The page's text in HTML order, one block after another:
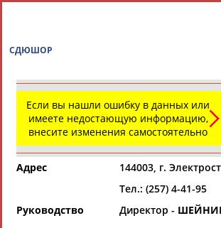
Региональные спортивные организации
Если вы нашли ошибку в данных или
имеете недостающую информацию,
внесите изменения самостоятельно
Адрес
144003, г.
Тел.: (257) 4-41-95
Руководство
Директор -